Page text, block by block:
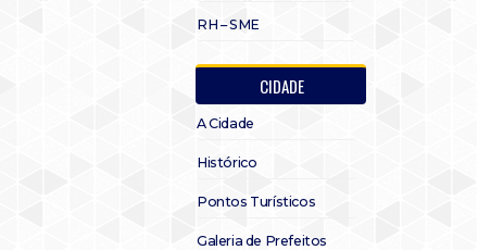
RH – SME
CIDADE
A Cidade
Histórico
Pontos Turísticos
Galeria de Prefeitos